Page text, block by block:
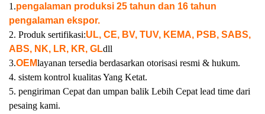
1.pengalaman produksi 25 tahun dan 16 tahun
pengalaman ekspor.
2. Produk sertifikasi:UL, CE, BV, TUV, KEMA, PSB, SABS,
ABS, NK, LR, KR, GLdll
3.OEMlayanan tersedia berdasarkan otorisasi resmi & hukum.
4. sistem kontrol kualitas Yang Ketat.
5. pengiriman Cepat dan umpan balik Lebih Cepat lead time dari
pesaing kami.